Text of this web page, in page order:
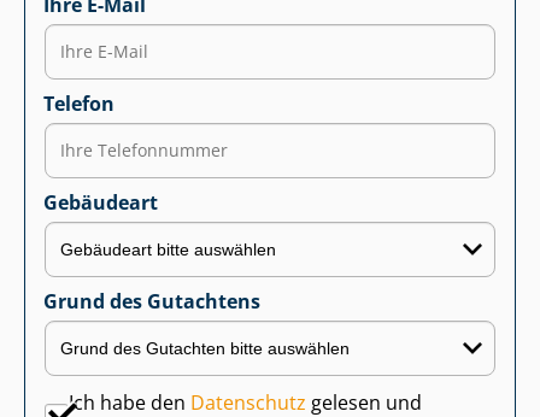
Telefon
Gebäudeart
Grund des Gutachtens
Ich habe den Datenschutz gelesen und